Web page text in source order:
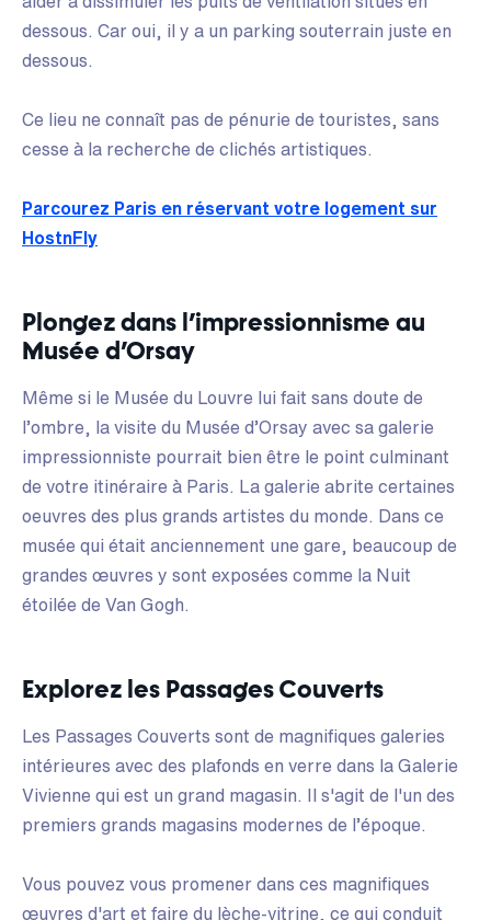
dessous. Car oui, il y a un parking souterrain juste en
dessous.
Ce lieu ne connaît pas de pénurie de touristes, sans
cesse à la recherche de clichés artistiques.
Parcourez Paris en réservant votre logement sur
HostnFly
Plongez dans l’impressionnisme au
Musée d’Orsay
Même si le Musée du Louvre lui fait sans doute de
l’ombre, la visite du Musée d’Orsay avec sa galerie
impressionniste pourrait bien être le point culminant
de votre itinéraire à Paris. La galerie abrite certaines
oeuvres des plus grands artistes du monde. Dans ce
musée qui était anciennement une gare, beaucoup de
grandes œuvres y sont exposées comme la Nuit
étoilée de Van Gogh.
Explorez les Passages Couverts
Les Passages Couverts sont de magnifiques galeries
intérieures avec des plafonds en verre dans la Galerie
Vivienne qui est un grand magasin. Il s'agit de l'un des
premiers grands magasins modernes de l’époque.
Vous pouvez vous promener dans ces magnifiques
œuvres d'art et faire du lèche-vitrine, ce qui conduit